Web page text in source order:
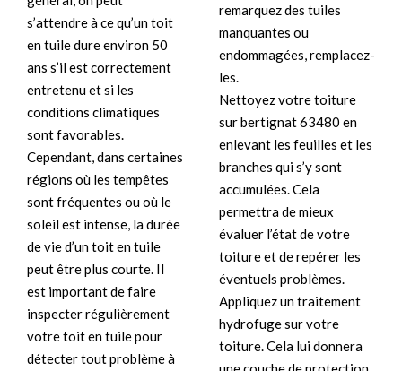
s’attendre à ce qu’un toit
en tuile dure environ 50
ans s’il est correctement
entretenu et si les
conditions climatiques
sont favorables.
Cependant, dans certaines
régions où les tempêtes
sont fréquentes ou où le
soleil est intense, la durée
de vie d’un toit en tuile
peut être plus courte. Il
est important de faire
inspecter régulièrement
votre toit en tuile pour
détecter tout problème à
remarquez des tuiles
manquantes ou
endommagées, remplacez-
les.
Nettoyez votre toiture
sur bertignat 63480 en
enlevant les feuilles et les
branches qui s’y sont
accumulées. Cela
permettra de mieux
évaluer l’état de votre
toiture et de repérer les
éventuels problèmes.
Appliquez un traitement
hydrofuge sur votre
toiture. Cela lui donnera